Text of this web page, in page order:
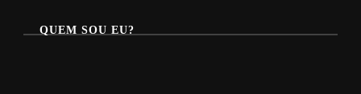
QUEM SOU EU?